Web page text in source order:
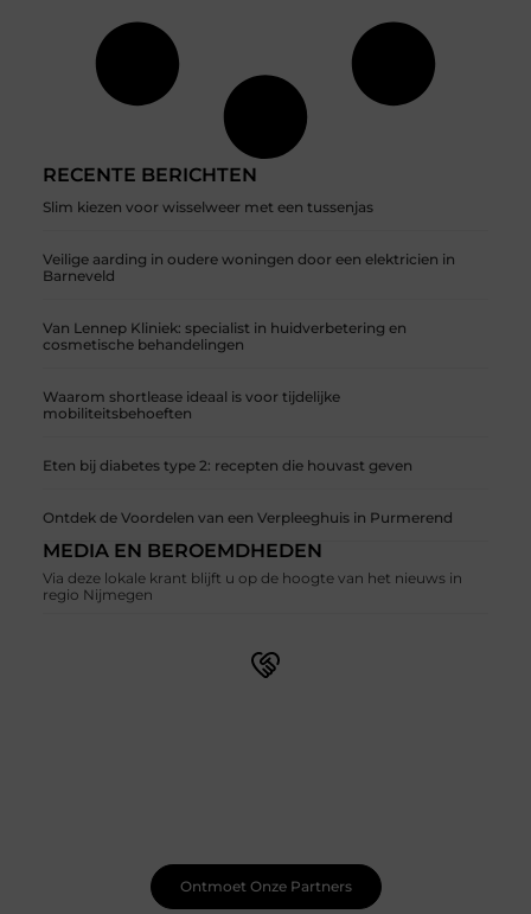
RECENTE BERICHTEN
Slim kiezen voor wisselweer met een tussenjas
Veilige aarding in oudere woningen door een elektricien in
Barneveld
Van Lennep Kliniek: specialist in huidverbetering en
cosmetische behandelingen
Waarom shortlease ideaal is voor tijdelijke
mobiliteitsbehoeften
Eten bij diabetes type 2: recepten die houvast geven
Ontdek de Voordelen van een Verpleeghuis in Purmerend
MEDIA EN BEROEMDHEDEN
Via deze lokale krant blijft u op de hoogte van het nieuws in
regio Nijmegen
Ontmoet Onze Partners